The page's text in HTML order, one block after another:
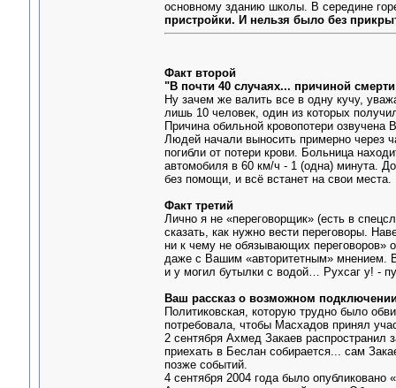
основному зданию школы. В середине
пристройки. И нельзя было без
Факт второй
"В почти 40 случаях... причиной
Ну зачем же валить все в одну кучу,
лишь 10 человек, один из которых
Причина обильной кровопотери
Людей начали выносить примерно через
погибли от потери крови. Больница
автомобиля в 60 км/ч - 1 (одна) минута.
без помощи, и всё встанет на свои места.
Факт третий
Лично я не «переговорщик» (есть в
сказать, как нужно вести переговоры.
ни к чему не обязывающих переговоров»
даже с Вашим «авторитетным» мнением.
и у могил бутылки с водой… Рухсаг у! -
Ваш рассказ о возможном
Политиковская, которую трудно было
потребовала, чтобы Масхадов принял
2 сентября Ахмед Закаев распространил
приехать в Беслан собирается... сам
позже событий.
4 сентября 2004 года было